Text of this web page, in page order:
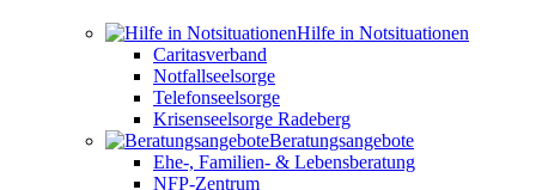
Hilfe in Notsituationen
Caritasverband
Notfallseelsorge
Telefonseelsorge
Krisenseelsorge Radeberg
Beratungsangebote
Ehe-, Familien- & Lebensberatung
NFP-Zentrum